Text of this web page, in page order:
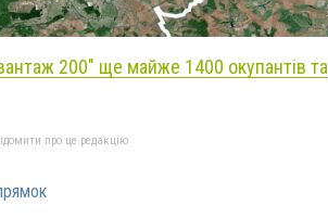
200" ще майже 1400 окупантів та
про це редакцію